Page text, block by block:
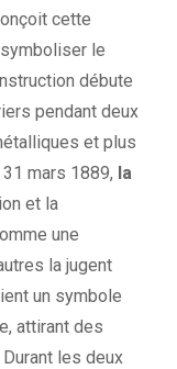
cette
le
débute
pendant deux
et plus
mars 1889, la
et la
une
la jugent
un symbole
attirant des
les deux